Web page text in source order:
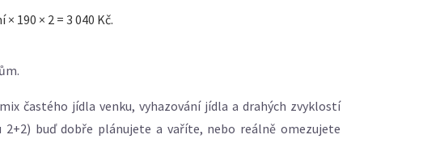
190 × 2 = 3 040 Kč.
častého jídla venku, vyhazování jídla a drahých zvyklostí
buď dobře plánujete a vaříte, nebo reálně omezujete